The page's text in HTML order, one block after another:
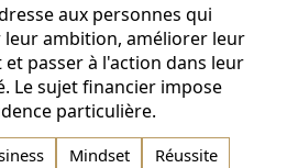
aux personnes qui
ambition, améliorer leur
passer à l'action dans leur
Le sujet financier impose
particulière.
Mindset
Réussite